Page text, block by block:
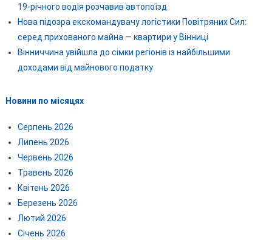
19-річного водія розчавив автопоїзд
Нова підозра екскомандувачу логістики Повітряних Сил:
серед прихованого майна — квартири у Вінниці
Вінниччина увійшла до сімки регіонів із найбільшими
доходами від майнового податку
Новини по місяцях
Серпень 2026
Липень 2026
Червень 2026
Травень 2026
Квітень 2026
Березень 2026
Лютий 2026
Січень 2026